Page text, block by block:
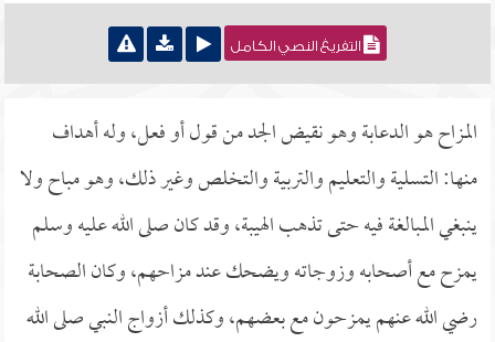
التفريغ النصي الكامل
المزاح هو الدعابة وهو نقيض الجد من قول أو فعل، وله أهداف
منها: التسلية والتعليم والتربية والتخلص وغير ذلك، وهو مباح ولا
ينبغي المبالغة فيه حتى تذهب الهيبة، وقد كان صلى الله عليه وسلم
يمزح مع أصحابه وزوجاته ويضحك عند مزاحهم، وكان الصحابة
رضي الله عنهم يمزحون مع بعضهم، وكذلك أزواج النبي صلى الله